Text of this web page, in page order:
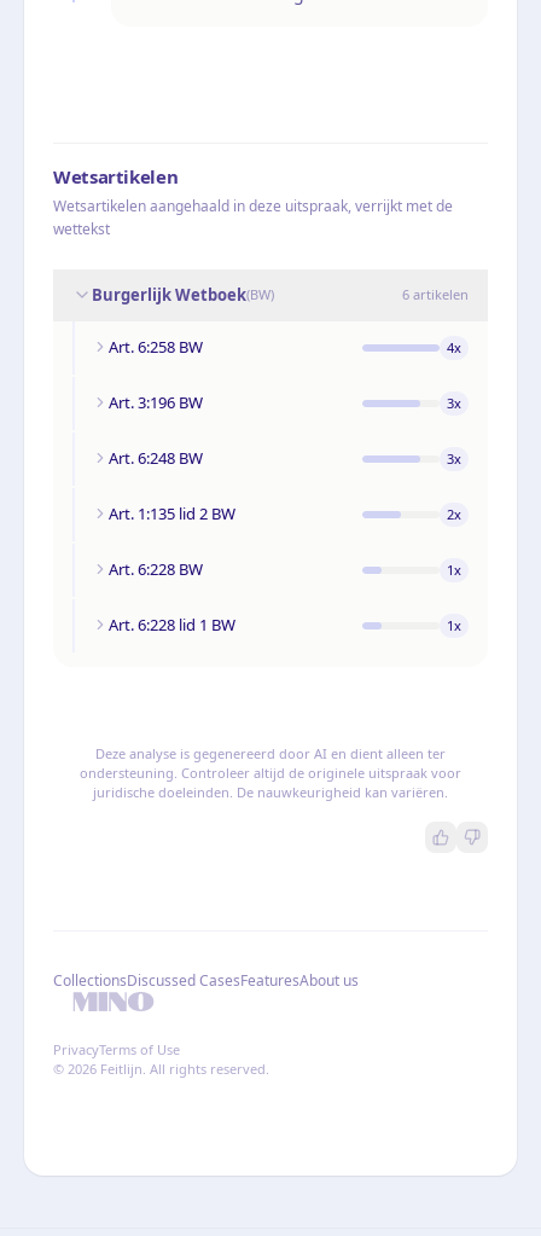
Wetsartikelen
Wetsartikelen aangehaald in deze uitspraak, verrijkt met de
wettekst
Burgerlijk Wetboek(BW) 6 artikelen
Art. 6:258 BW 4x
Art. 3:196 BW 3x
Art. 6:248 BW 3x
Art. 1:135 lid 2 BW 2x
Art. 6:228 BW 1x
Art. 6:228 lid 1 BW 1x
Deze analyse is gegenereerd door AI en dient alleen ter
ondersteuning. Controleer altijd de originele uitspraak voor
juridische doeleinden. De nauwkeurigheid kan variëren.
CollectionsDiscussed CasesFeaturesAbout us
PrivacyTerms of Use
© 2026 Feitlijn. All rights reserved.